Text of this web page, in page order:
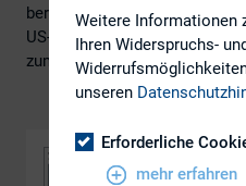
berichtet. Kevin Roy
US-basierten IROs – Michael
zum Thema Nachhaltigkeit her.
Weitere Informationen
Ihren Widerspruchs-
unseren
Erforderliche
mehr erfahren